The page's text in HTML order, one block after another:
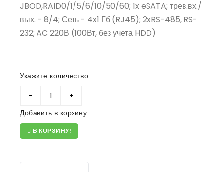
JBOD,RAID0/1/5/6/10/50/60; 1x eSATA; трев.вх./
вых. - 8/4; Сеть - 4x1 Гб (RJ45); 2xRS-485, RS-
232; AC 220В (100Вт, без учета HDD)
Укажите количество
Добавить в корзину
В КОРЗИНУ!